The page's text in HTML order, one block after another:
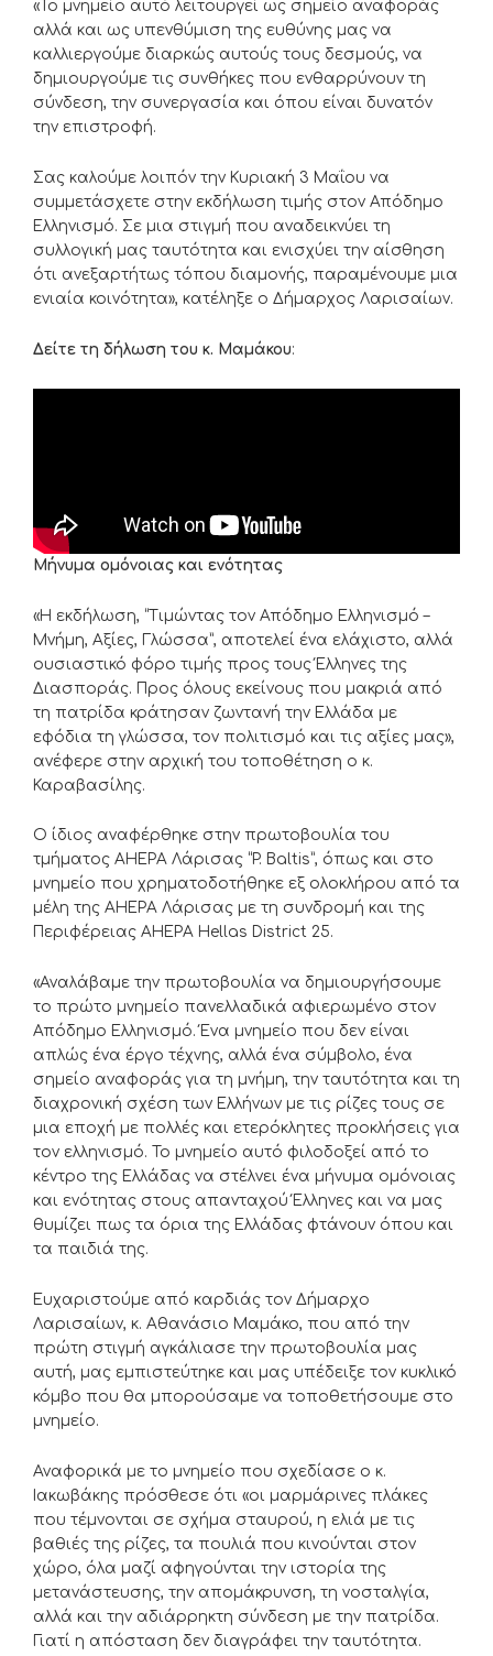
«Το μνημείο αυτό λειτουργεί ως σημείο αναφοράς
αλλά και ως υπενθύμιση της ευθύνης μας να
καλλιεργούμε διαρκώς αυτούς τους δεσμούς, να
δημιουργούμε τις συνθήκες που ενθαρρύνουν τη
σύνδεση, την συνεργασία και όπου είναι δυνατόν
την επιστροφή.
Σας καλούμε λοιπόν την Κυριακή 3 Μαΐου να
συμμετάσχετε στην εκδήλωση τιμής στον Απόδημο
Ελληνισμό. Σε μια στιγμή που αναδεικνύει τη
συλλογική μας ταυτότητα και ενισχύει την αίσθηση
ότι ανεξαρτήτως τόπου διαμονής, παραμένουμε μια
ενιαία κοινότητα», κατέληξε ο Δήμαρχος Λαρισαίων.
Δείτε τη δήλωση του κ. Μαμάκου:
Μήνυμα ομόνοιας και ενότητας
«Η εκδήλωση, “Τιμώντας τον Απόδημο Ελληνισμό –
Μνήμη, Αξίες, Γλώσσα”, αποτελεί ένα ελάχιστο, αλλά
ουσιαστικό φόρο τιμής προς τους Έλληνες της
Διασποράς. Προς όλους εκείνους που μακριά από
τη πατρίδα κράτησαν ζωντανή την Ελλάδα με
εφόδια τη γλώσσα, τον πολιτισμό και τις αξίες μας»,
ανέφερε στην αρχική του τοποθέτηση ο κ.
Καραβασίλης.
Ο ίδιος αναφέρθηκε στην πρωτοβουλία του
τμήματος AHEPA Λάρισας “P. Baltis”, όπως και στο
μνημείο που χρηματοδοτήθηκε εξ ολοκλήρου από τα
μέλη της AHEPA Λάρισας με τη συνδρομή και της
Περιφέρειας AHEPA Hellas District 25.
«Αναλάβαμε την πρωτοβουλία να δημιουργήσουμε
το πρώτο μνημείο πανελλαδικά αφιερωμένο στον
Απόδημο Ελληνισμό. Ένα μνημείο που δεν είναι
απλώς ένα έργο τέχνης, αλλά ένα σύμβολο, ένα
σημείο αναφοράς για τη μνήμη, την ταυτότητα και τη
διαχρονική σχέση των Ελλήνων με τις ρίζες τους σε
μια εποχή με πολλές και ετερόκλητες προκλήσεις για
τον ελληνισμό. Το μνημείο αυτό φιλοδοξεί από το
κέντρο της Ελλάδας να στέλνει ένα μήνυμα ομόνοιας
και ενότητας στους απανταχού Έλληνες και να μας
θυμίζει πως τα όρια της Ελλάδας φτάνουν όπου και
τα παιδιά της.
Ευχαριστούμε από καρδιάς τον Δήμαρχο
Λαρισαίων, κ. Αθανάσιο Μαμάκο, που από την
πρώτη στιγμή αγκάλιασε την πρωτοβουλία μας
αυτή, μας εμπιστεύτηκε και μας υπέδειξε τον κυκλικό
κόμβο που θα μπορούσαμε να τοποθετήσουμε στο
μνημείο.
Αναφορικά με το μνημείο που σχεδίασε ο κ.
Ιακωβάκης πρόσθεσε ότι «οι μαρμάρινες πλάκες
που τέμνονται σε σχήμα σταυρού, η ελιά με τις
βαθιές της ρίζες, τα πουλιά που κινούνται στον
χώρο, όλα μαζί αφηγούνται την ιστορία της
μετανάστευσης, την απομάκρυνση, τη νοσταλγία,
αλλά και την αδιάρρηκτη σύνδεση με την πατρίδα.
Γιατί η απόσταση δεν διαγράφει την ταυτότητα.